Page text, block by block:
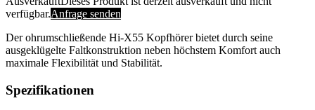
verfügbar.Anfrage senden
Der ohrumschließende Hi-X55 Kopfhörer bietet durch seine
ausgeklügelte Faltkonstruktion neben höchstem Komfort auch
maximale Flexibilität und Stabilität.
Spezifikationen